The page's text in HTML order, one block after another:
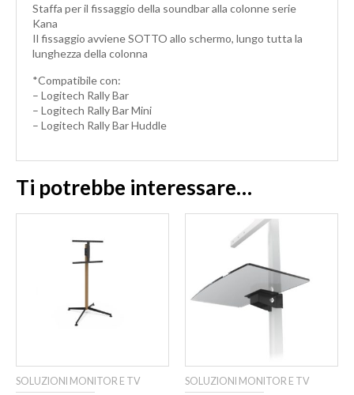
Staffa per il fissaggio della soundbar alla colonne serie
Kana
Il fissaggio avviene SOTTO allo schermo, lungo tutta la
lunghezza della colonna
*Compatibile con:
– Logitech Rally Bar
– Logitech Rally Bar Mini
– Logitech Rally Bar Huddle
Ti potrebbe interessare…
SOLUZIONI MONITOR E TV SOLUZIONI MONITOR E TV